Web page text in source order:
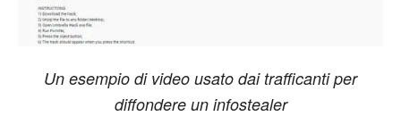
Un esempio di video usato dai trafficanti per
diffondere un infostealer